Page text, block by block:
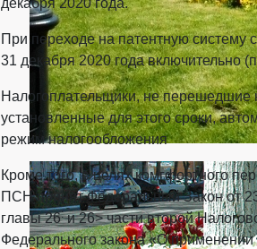
декабря 2020 года.
При переходе на патентную систему
31 декабря 2020 года
Налогоплательщики, не
установленные для этого сроки,
режим налогообложения
Кроме того, в целях комгфортного
ПСН принят Федеральный Закон от
главы 26:и 26> части второй
Федерального закона «О примене­нии